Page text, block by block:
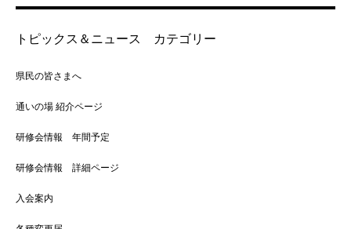
トピックス＆ニュース カテゴリー
県民の皆さまへ
通いの場 紹介ページ
研修会情報 年間予定
研修会情報 詳細ページ
入会案内